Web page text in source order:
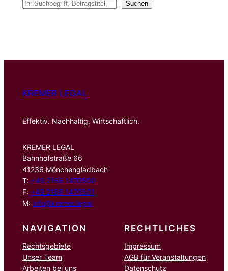
S
n
Suchen
KREMER LEGAL
Effektiv. Nachhaltig. Wirtschaftlich.
KREMER LEGAL
Bahnhofstraße 66
41236 Mönchengladbach
T: +49 2166 1470500
F: +49 2166 1470501
M: info@kremer.legal
NAVIGATION
Rechtsgebiete
Unser Team
Arbeiten bei uns
RECHTLICHES
Impressum
AGB für Veranstaltungen
Datenschutz